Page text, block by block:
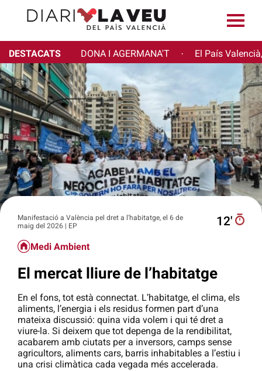
DESTACATS DONA I AGERMANA'T · El País
Manifestació a València pel dret a l'habitatge, el 6 de
maig del 2026 | EP
12′
Medi Ambient
El mercat lliure de l’habitatge
En el fons, tot està connectat. L’habitatge, el clima, els
aliments, l’energia i els residus formen part d’una
mateixa discussió: quina vida volem i qui té dret a
viure-la. Si deixem que tot depenga de la rendibilitat,
acabarem amb ciutats per a inversors, camps sense
agricultors, aliments cars, barris inhabitables a l’estiu i
una crisi climàtica cada vegada més accelerada.